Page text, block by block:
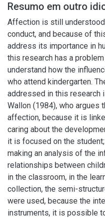
Resumo em outro
Affection is still
conduct, and because of
address its importance in
this research has a
understand how the
who attend kindergarten.
addressed in this research
Wallon (1984), who argues
affection, because it is
caring about the
it is focused on the
making an analysis of the
relationships between
in the classroom, in the
collection, the semi-
were used, because the
instruments, it is possible